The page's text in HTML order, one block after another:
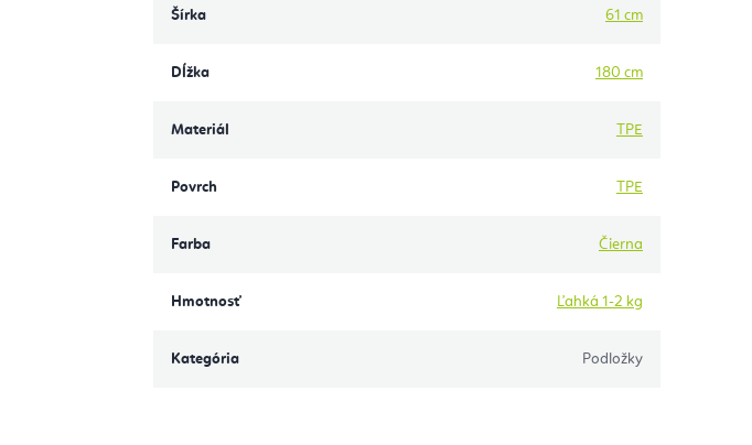
Šírka 61 cm
Dĺžka 180 cm
Materiál TPE
Povrch TPE
Farba Čierna
Hmotnosť Ľahká 1-2 kg
Kategória Podložky